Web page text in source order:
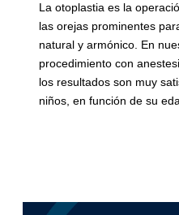
La otoplastia es la
las orejas prominentes
natural y armónico. En
procedimiento con
los resultados son muy
niños, en función de su